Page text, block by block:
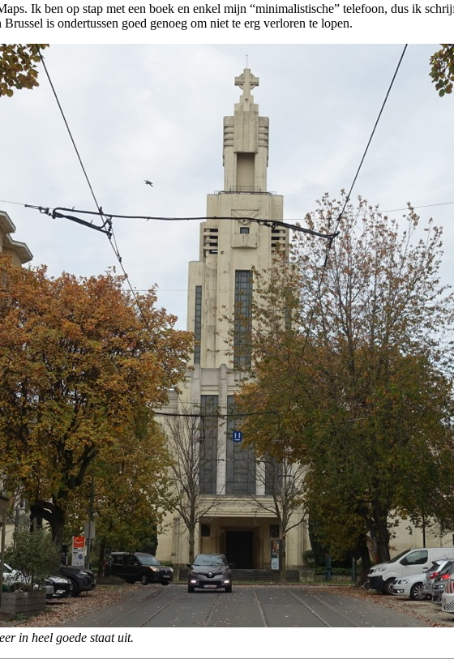
Ik ben op stap met een boek en enkel mijn “minimalistische” telefoon, dus ik
is ondertussen goed genoeg om niet te erg verloren te lopen.
in heel goede staat uit.